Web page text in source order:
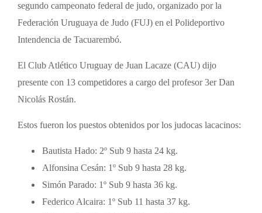
segundo campeonato federal de judo, organizado por la
Federación Uruguaya de Judo (FUJ) en el Polideportivo
Intendencia de Tacuarembó.
El Club Atlético Uruguay de Juan Lacaze (CAU) dijo
presente con 13 competidores a cargo del profesor 3er Dan
Nicolás Rostán.
Estos fueron los puestos obtenidos por los judocas lacacinos:
Bautista Hado: 2º Sub 9 hasta 24 kg.
Alfonsina Cesán: 1º Sub 9 hasta 28 kg.
Simón Parado: 1º Sub 9 hasta 36 kg.
Federico Alcaira: 1º Sub 11 hasta 37 kg.